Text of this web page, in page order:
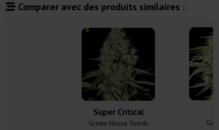
Comparer avec des produits similaires :
Super Critical
Green House Seeds